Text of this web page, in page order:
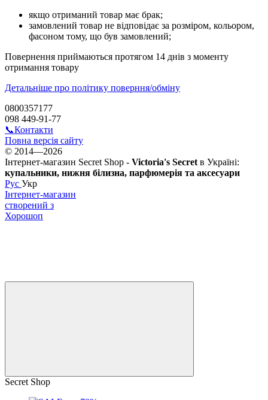
якщо отриманий товар має брак;
замовлений товар не відповідає за розміром, кольором,
фасоном тому, що був замовлений;
Повернення приймаються протягом 14 днів з моменту
отримання товару
Детальніше про політику поверння/обміну
0800357177
098 449-91-77
📞Контакти
Повна версія сайту
© 2014—2026
Інтернет-магазин Secret Shop - Victoria's Secret в Україні:
купальники, нижня білизна, парфюмерія та аксесуари
Рус Укр
Інтернет-магазин
створений з
Хорошоп
Secret Shop